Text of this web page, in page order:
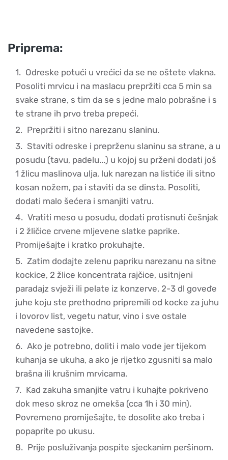
Priprema:
Odreske potući u vrećici da se ne oštete vlakna.
Posoliti mrvicu i na maslacu prepržiti cca 5 min sa
svake strane, s tim da se s jedne malo pobrašne i s
te strane ih prvo treba prepeći.
Prepržiti i sitno narezanu slaninu.
Staviti odreske i preprženu slaninu sa strane, a u
posudu (tavu, padelu...) u kojoj su prženi dodati još
1 žlicu maslinova ulja, luk narezan na listiće ili sitno
kosan nožem, pa i staviti da se dinsta. Posoliti,
dodati malo šećera i smanjiti vatru.
Vratiti meso u posudu, dodati protisnuti češnjak
i 2 žličice crvene mljevene slatke paprike.
Promiješajte i kratko prokuhajte.
Zatim dodajte zelenu papriku narezanu na sitne
kockice, 2 žlice koncentrata rajčice, usitnjeni
paradajz svježi ili pelate iz konzerve, 2-3 dl goveđe
juhe koju ste prethodno pripremili od kocke za juhu
i lovorov list, vegetu natur, vino i sve ostale
navedene sastojke.
Ako je potrebno, doliti i malo vode jer tijekom
kuhanja se ukuha, a ako je rijetko zgusniti sa malo
brašna ili krušnim mrvicama.
Kad zakuha smanjite vatru i kuhajte pokriveno
dok meso skroz ne omekša (cca 1h i 30 min).
Povremeno promiješajte, te dosolite ako treba i
popaprite po ukusu.
Prije posluživanja pospite sjeckanim peršinom.